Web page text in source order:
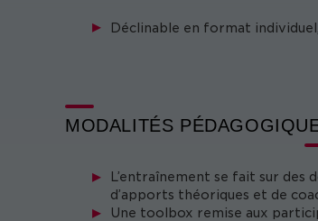
Déclinable en format
MODALITÉS
L’entraînement se fait sur
d’apports théoriques et de
Une toolbox remise aux